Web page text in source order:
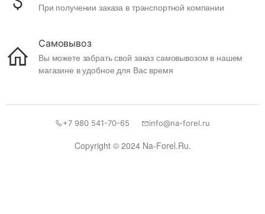
При получении заказа в транспортной компании
Самовывоз
Вы можете забрать свой заказ самовывозом в нашем
магазине в удобное для Вас время
Copyright © 2024 Na-Forel.Ru.
+7 980 541-70-65 info@na-forel.ru